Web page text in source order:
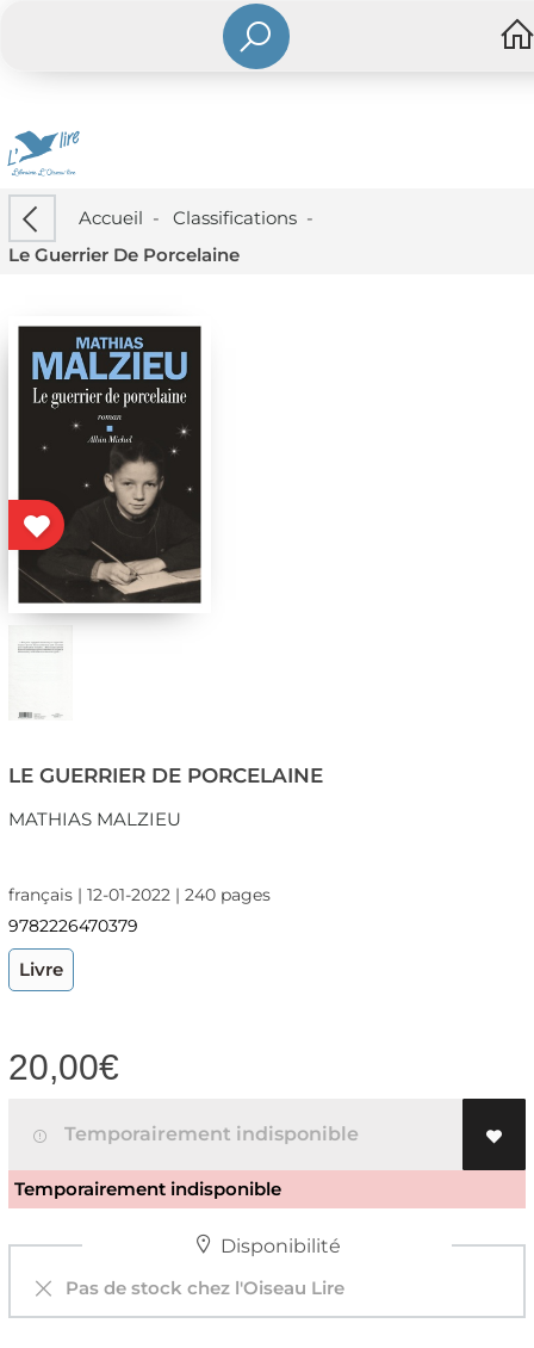
Accueil - Classifications-
Le Guerrier De Porcelaine
LE GUERRIER DE PORCELAINE
MATHIAS MALZIEU
français | 12-01-2022 | 240 pages
9782226470379
Livre
20,00€
Temporairement indisponible
Temporairement indisponible
Disponibilité
Pas de stock chez l'Oiseau Lire